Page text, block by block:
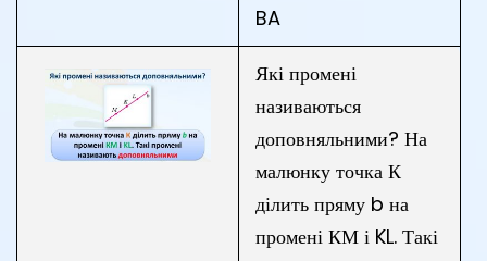
BA
Які промені
називаються
доповняльними? На
малюнку точка К
ділить пряму b на
промені КМ і KL. Такі